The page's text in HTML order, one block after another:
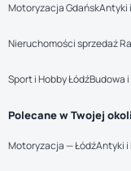
Motoryzacja GdańskAntyki
Nieruchomości sprzedaż
Sport i Hobby ŁódźBudowa
Polecane w Twojej
Motoryzacja — ŁódźAntyki i